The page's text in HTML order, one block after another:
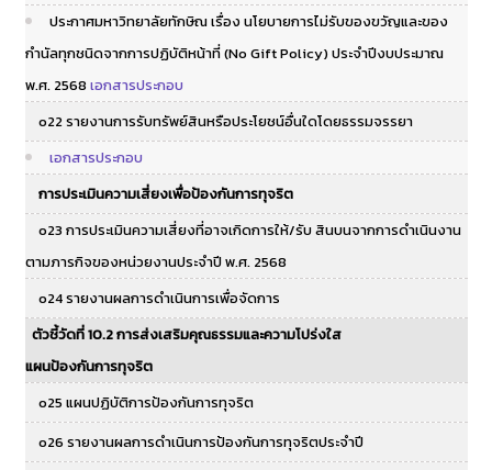
ประกาศมหาวิทยาลัยทักษิณ เรื่อง นโยบายการไม่รับของขวัญและของ
กำนัลทุกชนิดจากการปฏิบัติหน้าที่ (No Gift Policy) ประจำปีงบประมาณ
พ.ศ. 2568 เอกสารประกอบ
o22 รายงานการรับทรัพย์สินหรือประโยชน์อื่นใดโดยธรรมจรรยา
เอกสารประกอบ
การประเมินความเสี่ยงเพื่อป้องกันการทุจริต
o23 การประเมินความเสี่ยงที่อาจเกิดการให้/รับ สินบนจากการดำเนินงาน
ตามภารกิจของหน่วยงานประจำปี พ.ศ. 2568
o24 รายงานผลการดำเนินการเพื่อจัดการ
ตัวชี้วัดที่ 10.2 การส่งเสริมคุณธรรมและความโปร่งใส
แผนป้องกันการทุจริต
o25 แผนปฏิบัติการป้องกันการทุจริต
o26 รายงานผลการดำเนินการป้องกันการทุจริตประจำปี